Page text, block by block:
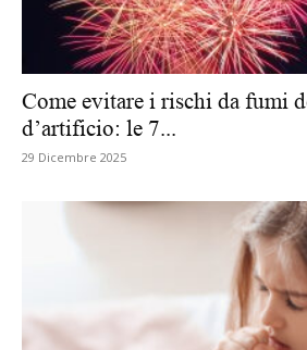
Come evitare i rischi da fumi
d’artificio: le 7...
29 Dicembre 2025